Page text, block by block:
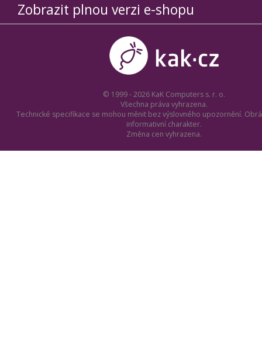
Zobrazit plnou verzi e-shopu
© 1999 - 2026 KaK Computers s. r. o.
Všechna práva vyhrazena.
Technické specifikace se mohou měnit bez výslovného upozornění.
informativní charakter.
Změna cen vyhrazena.